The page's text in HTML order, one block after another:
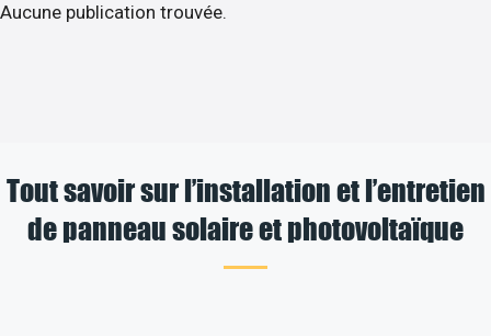
Aucune publication trouvée.
Tout savoir sur l’installation et l’entretien
de panneau solaire et photovoltaïque